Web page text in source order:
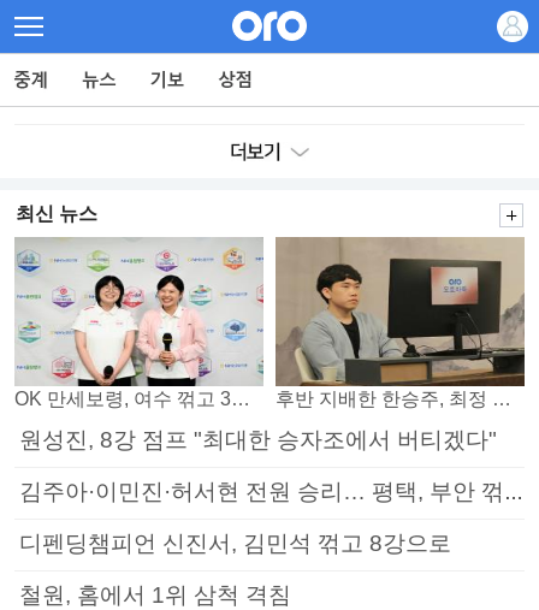
최신 뉴스
OK 만세보령, 여수 꺾고 3연패 탈출 후반 지배한 한승주, 최정 꺾고 8강 진출
원성진, 8강 점프 "최대한 승자조에서 버티겠다"
김주아·이민진·허서현 전원 승리… 평택, 부안 꺾고 5연승
디펜딩챔피언 신진서, 김민석 꺾고 8강으로
철원, 홈에서 1위 삼척 격침